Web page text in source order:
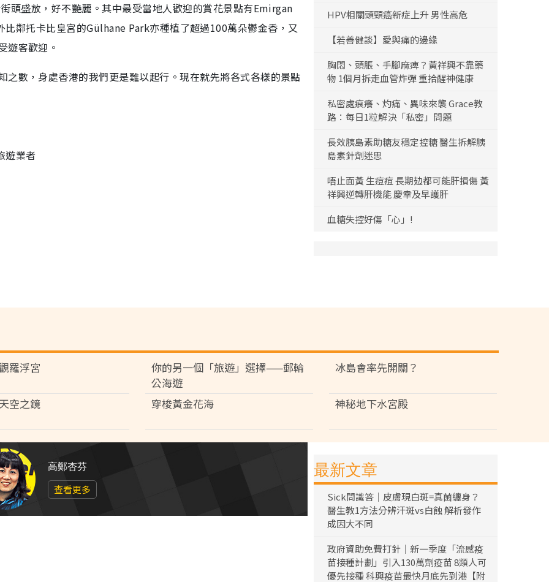
頭盛放，好不艷麗。其中最受當地人歡迎的賞花景點有Emirgan
鄰托卡比皇宮的Gülhane Park亦種植了超過100萬朵鬱金香，又
遊客歡迎。
數，身處香港的我們更是難以起行。現在就先將各式各樣的景點
遊業者
HPV相關頭頸癌新症上升 男性高危
【若善健談】愛與痛的邊緣
胸悶、頭脹、手腳麻痺？黃祥興不靠藥
物 1個月拆走血管炸彈 重拾醒神健康
私密處痕癢、灼痛、異味來襲 Grace教
路：每日1粒解決「私密」問題
長效胰島素助糖友穩定控糖 醫生拆解胰
島素針劑迷思
唔止面黃 生痘痘 長期攰都可能肝損傷 黃
祥興逆轉肝機能 慶幸及早護肝
血糖失控好傷「心」!
羅浮宮
你的另一個「旅遊」選擇——郵輪
公海遊
冰島會率先開關？
空之鏡 穿梭黃金花海 神秘地下水宮殿
高鄭杏芬
查看更多
最新文章
Sick問識答｜皮膚現白斑=真菌纏身？
醫生教1方法分辨汗斑vs白蝕 解析發作
成因大不同
政府資助免費打針｜新一季度「流感疫
苗接種計劃」引入130萬劑疫苗 8類人可
優先接種 科興疫苗最快月底先到港【附